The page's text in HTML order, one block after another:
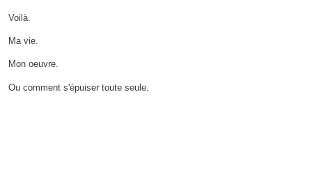
Voilà.
Ma vie.
Mon oeuvre.
Ou comment s'épuiser toute seule.